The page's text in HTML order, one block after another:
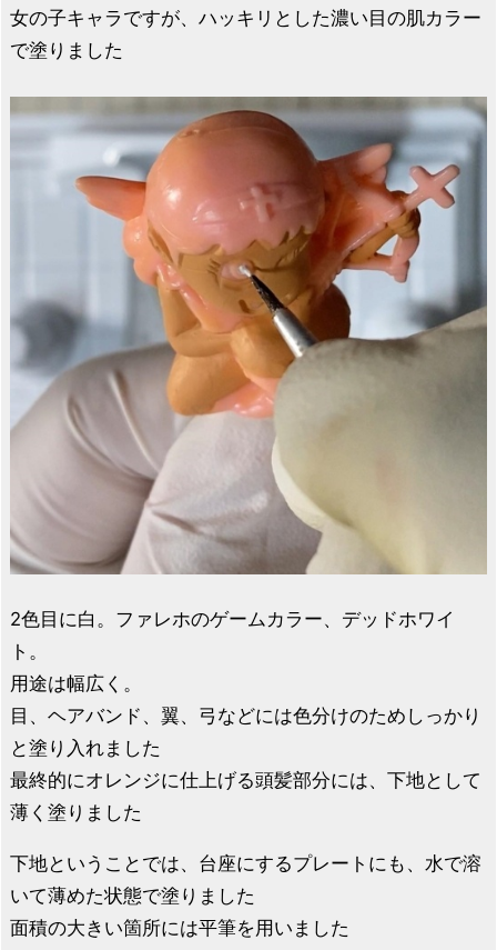
女の子キャラですが、ハッキリとした濃い目の肌カラー
で塗りました
2色目に白。ファレホのゲームカラー、デッドホワイ
ト。
用途は幅広く。
目、ヘアバンド、翼、弓などには色分けのためしっかり
と塗り入れました
最終的にオレンジに仕上げる頭髪部分には、下地として
薄く塗りました
下地ということでは、台座にするプレートにも、水で溶
いて薄めた状態で塗りました
面積の大きい箇所には平筆を用いました